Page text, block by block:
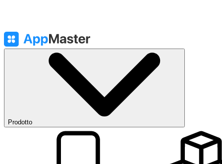
Prodotto